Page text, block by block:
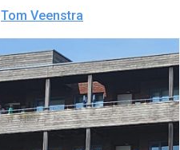
Tom Veenstra